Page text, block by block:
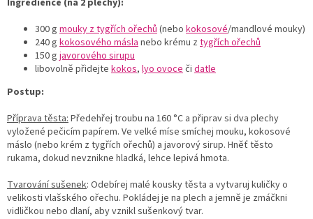
300 g mouky z tygřích ořechů (nebo kokosové/mandlové mouky)
240 g kokosového másla nebo krému z tygřích ořechů
150 g javorového sirupu
libovolně přidejte kokos, lyo ovoce či datle
Postup:
Příprava těsta: Předehřej troubu na 160 °C a připrav si dva plechy
vyložené pečicím papírem. Ve velké míse smíchej mouku, kokosové
máslo (nebo krém z tygřích ořechů) a javorový sirup. Hněť těsto
rukama, dokud nevznikne hladká, lehce lepivá hmota.
Tvarování sušenek: Odebírej malé kousky těsta a vytvaruj kuličky o
velikosti vlašského ořechu. Pokládej je na plech a jemně je zmáčkni
vidličkou nebo dlaní, aby vznikl sušenkový tvar.